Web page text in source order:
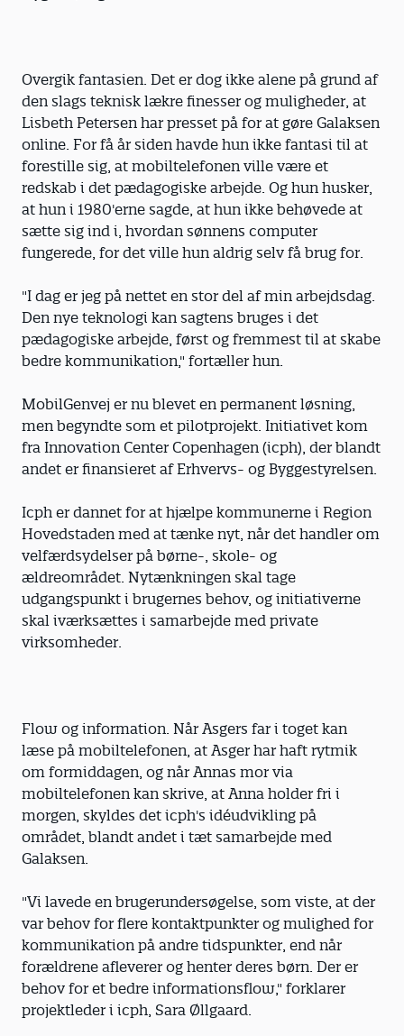
Overgik fantasien. Det er dog ikke alene på grund af
den slags teknisk lækre finesser og muligheder, at
Lisbeth Petersen har presset på for at gøre Galaksen
online. For få år siden havde hun ikke fantasi til at
forestille sig, at mobiltelefonen ville være et
redskab i det pædagogiske arbejde. Og hun husker,
at hun i 1980'erne sagde, at hun ikke behøvede at
sætte sig ind i, hvordan sønnens computer
fungerede, for det ville hun aldrig selv få brug for.
"I dag er jeg på nettet en stor del af min arbejdsdag.
Den nye teknologi kan sagtens bruges i det
pædagogiske arbejde, først og fremmest til at skabe
bedre kommunikation," fortæller hun.
MobilGenvej er nu blevet en permanent løsning,
men begyndte som et pilotprojekt. Initiativet kom
fra Innovation Center Copenhagen (icph), der blandt
andet er finansieret af Erhvervs- og Byggestyrelsen.
Icph er dannet for at hjælpe kommunerne i Region
Hovedstaden med at tænke nyt, når det handler om
velfærdsydelser på børne-, skole- og
ældreområdet. Nytænkningen skal tage
udgangspunkt i brugernes behov, og initiativerne
skal iværksættes i samarbejde med private
virksomheder.
Flow og information. Når Asgers far i toget kan
læse på mobiltelefonen, at Asger har haft rytmik
om formiddagen, og når Annas mor via
mobiltelefonen kan skrive, at Anna holder fri i
morgen, skyldes det icph's idéudvikling på
området, blandt andet i tæt samarbejde med
Galaksen.
"Vi lavede en brugerundersøgelse, som viste, at der
var behov for flere kontaktpunkter og ­mulighed for
kommunikation på andre tidspunkter, end når
forældrene afleverer og henter deres børn. Der er
behov for et bedre informationsflow," forklarer
projektleder i icph, Sara Øllgaard.